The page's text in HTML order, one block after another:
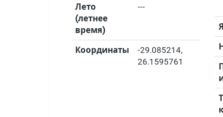
Лето
(летнее
время)
---
Координаты -29.085214,
26.1595761